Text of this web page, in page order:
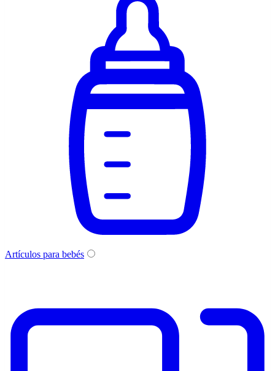
Artículos para bebés